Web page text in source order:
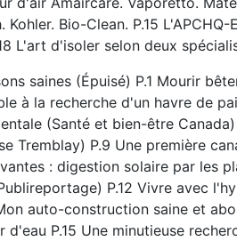
Kohler. Bio-Clean. P.15
L'art d'isoler selon deux
saines (Épuisé) P.1 Mourir
à la recherche d'un havre de
(Santé et bien-être
Tremblay) P.9 Une première
: digestion solaire par les
P.12 Vivre avec
auto-construction saine et
d'eau P.15 Une minutieuse